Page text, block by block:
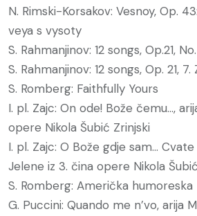
N. Rimski-Korsakov: Vesnoy, Op.
veya s vysoty
S. Rahmanjinov: 12 songs, Op.21,
S. Rahmanjinov: 12 songs, Op. 21,
S. Romberg: Faithfully Yours
I. pl. Zajc: On ode! Bože čemu…,
opere Nikola Šubić Zrinjski
I. pl. Zajc: O Bože gdje sam…
Jelene iz 3. čina opere Nikola
S. Romberg: Američka humoreska
G. Puccini: Quando me n’vo, arija